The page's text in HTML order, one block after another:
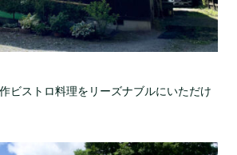
ビストロ料理をリーズナブルにいただけ